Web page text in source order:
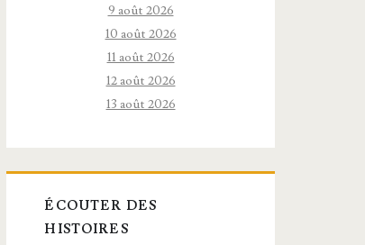
9 août 2026
10 août 2026
11 août 2026
12 août 2026
13 août 2026
ÉCOUTER DES
HISTOIRES